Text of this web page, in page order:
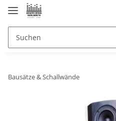
Bausätze & Schallwände